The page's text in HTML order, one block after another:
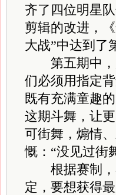
齐了四位明星
剪辑的改进，
大战”中达到了
第五期中，
们必须用指定
既有充满童趣
这期斗舞，让
可街舞，煽情
慨：“没见过街
根据赛制，
定，要想获得